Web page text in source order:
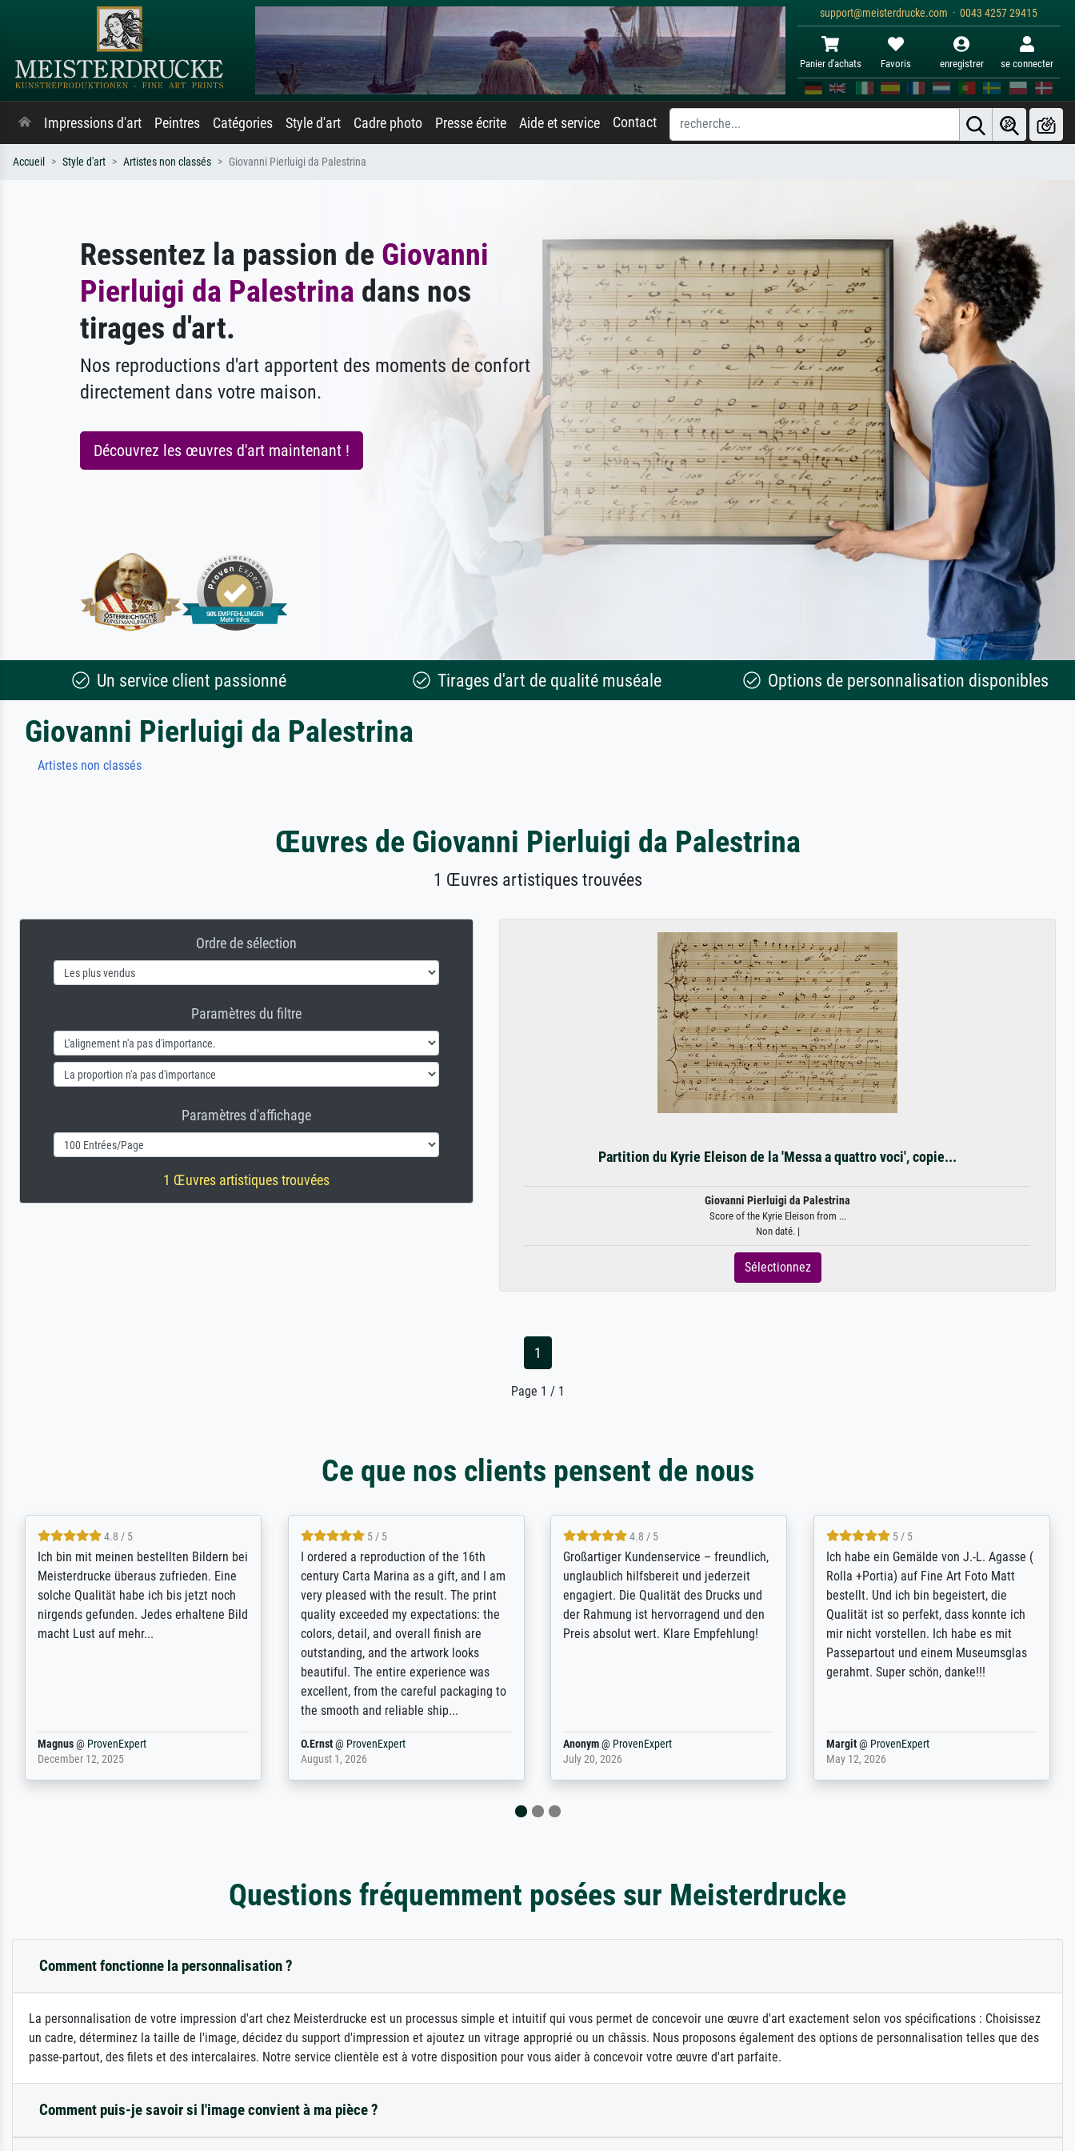
support@meisterdrucke.com · 0043 4257 29415
Panier d'achats Favoris enregistrer se connecter
Impressions d'art Peintres Catégories Style d'art Cadre photo Presse écrite Aide et service Contact
Accueil Style d'art Artistes non classés Giovanni Pierluigi da Palestrina
Ressentez la passion de Giovanni
Pierluigi da Palestrina dans nos
tirages d'art.
Nos reproductions d'art apportent des moments de confort
directement dans votre maison.
Découvrez les œuvres d'art maintenant !
Un service client passionné Tirages d'art de qualité muséale Options de personnalisation disponibles
Giovanni Pierluigi da Palestrina
Artistes non classés
Œuvres de Giovanni Pierluigi da Palestrina
1 Œuvres artistiques trouvées
Ordre de sélection
Paramètres du filtre
Paramètres d'affichage
1 Œuvres artistiques trouvées
Partition du Kyrie Eleison de la 'Messa a quattro voci', copie...
Giovanni Pierluigi da Palestrina
Score of the Kyrie Eleison from ...
Non daté. |
Sélectionnez
1
Page 1 / 1
Ce que nos clients pensent de nous
5 / 5
Rundum positive Erfahrung. Die
Ausführung des Auftrags hat eine Weile
gedauert, die angekündigte Lieferzeit
wurde aber letztlich sogar etwas
unterschritten. Die Qualität des Papiers
Dr.@ProvenExpert
February 3, 2026
5 / 5
The team at Meisterdrucke strives to
meet its clients demands, and provides
expert advice on how to obtain the best
results for the prints requested by the
client. The company has a vast
repertoire of prints to choose from, and
will provide excellent service also with
regards to prints which are not in that
repertoire. Highly recommended!
Anonym@ProvenExpert
April 22, 2026
5 / 5
Outstanding quality and customer
support. - the quality of the printing is
excellent and difficult to distinguish
from the real thing; it will be my go-to
for high-quality art prints from now on -
Anonym@ ProvenExpert
January 12, 2026
4.8 / 5
Qualité absolument irréprochable.
Extraordinaire diversité des thèmes
abordés et personnalisation des
demandes (recadrage, réajustement des
couleurs). Relation clientèle parfaite.
Transport, réception sans aucun
problème. Merci à toute l'équipe ! Hervé
Anonym@ProvenExpert
March 31, 2025
Questions fréquemment posées sur Meisterdrucke
Comment fonctionne la personnalisation ?
La personnalisation de votre impression d'art chez Meisterdrucke est un processus simple et intuitif qui vous permet de concevoir une œuvre d'art exactement selon vos spécifications : Choisissez
un cadre, déterminez la taille de l'image, décidez du support d'impression et ajoutez un vitrage approprié ou un châssis. Nous proposons également des options de personnalisation telles que des
passe-partout, des filets et des intercalaires. Notre service clientèle est à votre disposition pour vous aider à concevoir votre œuvre d'art parfaite.
Comment puis-je savoir si l'image convient à ma pièce ?